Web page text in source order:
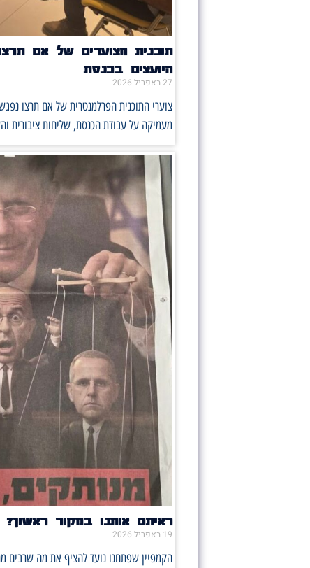
תוכנית הצוערים של אם
היועצים בכנסת
27 באפריל 2026
צוערי התוכנית הפרלמנטרית של אם תרצו
מעמיקה על עבודת הכנסת, שליחות ציבורית
ראיתם אותנו במקור ראשון?
19 באפריל 2026
הקמפיין שפתחנו נועד להציף את מה שרבים